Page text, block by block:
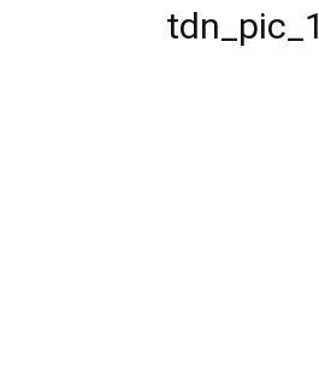
tdn_pic_1